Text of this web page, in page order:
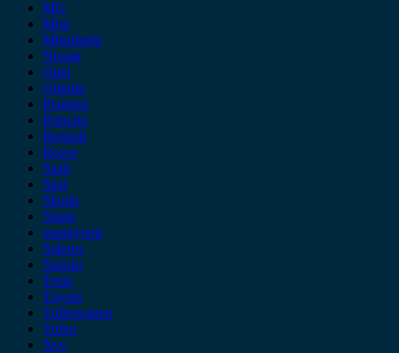
MG
Mini
Mitsubishi
Nissan
Opel
Omoda
Peugeot
Porsche
Renault
Rover
Saab
Seat
Skoda
Smart
ssangyong
Subaru
Suzuki
Tesla
Toyota
Volkswagen
Volvo
Xev